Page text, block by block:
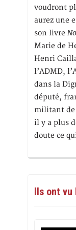
voudront
aurez une
son livre
Marie de
Henri
l’ADMD,
dans la
député,
militant de
il y a plus
doute ce
Ils ont vu